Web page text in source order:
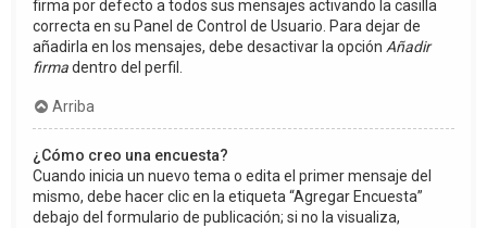
firma por defecto a todos sus mensajes activando la casilla
correcta en su Panel de Control de Usuario. Para dejar de
añadirla en los mensajes, debe desactivar la opción Añadir
firmadentro del perfil.
Arriba
¿Cómo creo una encuesta?
Cuando inicia un nuevo tema o edita el primer mensaje del
mismo, debe hacer clic en la etiqueta “Agregar Encuesta”
debajo del formulario de publicación; si no la visualiza,